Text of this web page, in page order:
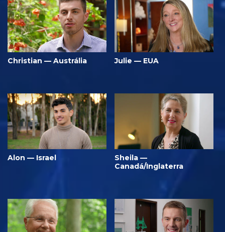
Christian — Austrália Julie — EUA
Alon — Israel
Sheila —
Canadá/Inglaterra